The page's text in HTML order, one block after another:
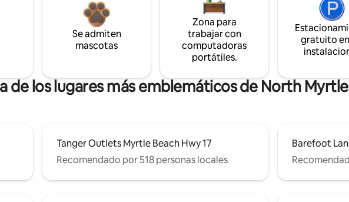
Se admiten
mascotas
Zona para
trabajar con
computadoras
portátiles.
gratuito
de los lugares más emblemáticos de North
Tanger Outlets Myrtle Beach Hwy 17
Recomendado por 518 personas locales
Barefoot